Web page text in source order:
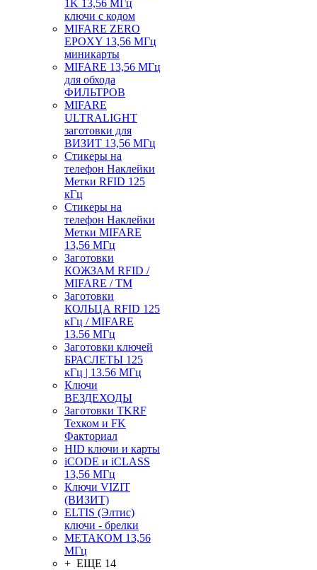
1K 13,56 МГц
ключи с кодом
MIFARE ZERO
EPOXY 13,56 МГц
миникарты
MIFARE 13,56 МГц
для обхода
ФИЛЬТРОВ
MIFARE
ULTRALIGHT
заготовки для
ВИЗИТ 13,56 МГц
Стикеры на
телефон Наклейки
Метки RFID 125
кГц
Стикеры на
телефон Наклейки
Метки MIFARE
13,56 МГц
Заготовки
КОЖЗАМ RFID /
MIFARE / TM
Заготовки
КОЛЬЦА RFID 125
кГц / MIFARE
13.56 МГц
Заготовки ключей
БРАСЛЕТЫ 125
кГц | 13.56 МГц
Ключи
ВЕЗДЕХОДЫ
Заготовки TKRF
Техком и FK
Факториал
HID ключи и карты
iCODE и iCLASS
13,56 МГц
Ключи VIZIT
(ВИЗИТ)
ELTIS (Элтис)
ключи - брелки
МЕТАКОМ 13,56
МГц
+ ЕЩЕ 14